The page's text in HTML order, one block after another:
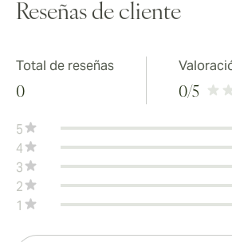
Reseñas de cliente
Total de reseñas
0 0/5
5
4
3
2
1